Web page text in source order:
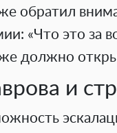
обратил
«Что это за
должно
и